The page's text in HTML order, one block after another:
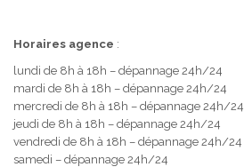
Horaires agence :
lundi de 8h à 18h – dépannage 24h/24
mardi de 8h à 18h – dépannage 24h/24
mercredi de 8h à 18h – dépannage 24h/24
jeudi de 8h à 18h – dépannage 24h/24
vendredi de 8h à 18h – dépannage 24h/24
samedi – dépannage 24h/24